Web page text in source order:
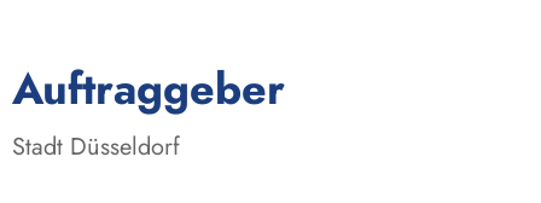
Auftraggeber
Stadt Düsseldorf